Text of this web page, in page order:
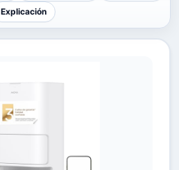
Explicación